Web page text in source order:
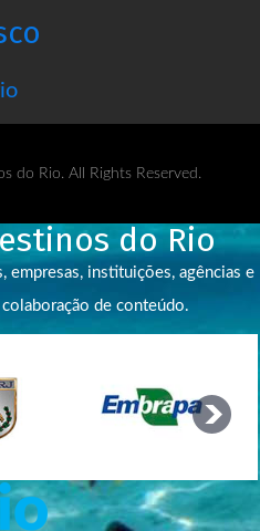
do Rio. All Rights Reserved.
do Rio
empresas, instituições, agências e
de conteúdo.